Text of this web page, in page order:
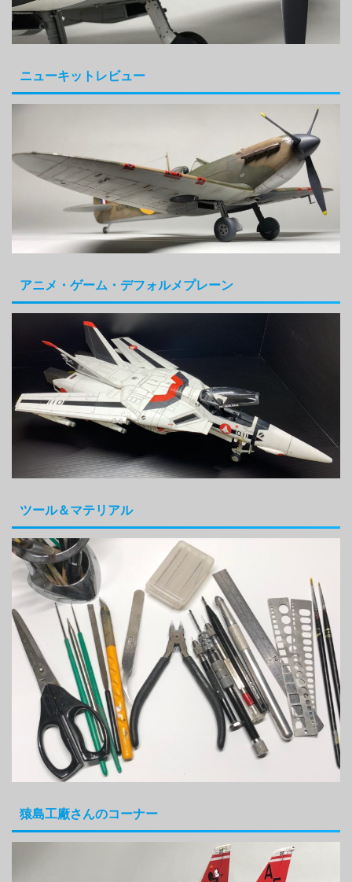
ニューキットレビュー
アニメ・ゲーム・デフォルメプレーン
ツール＆マテリアル
猿島工廠さんのコーナー